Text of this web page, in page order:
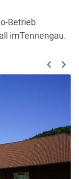
Betrieb
imTennengau.
Previous
Next